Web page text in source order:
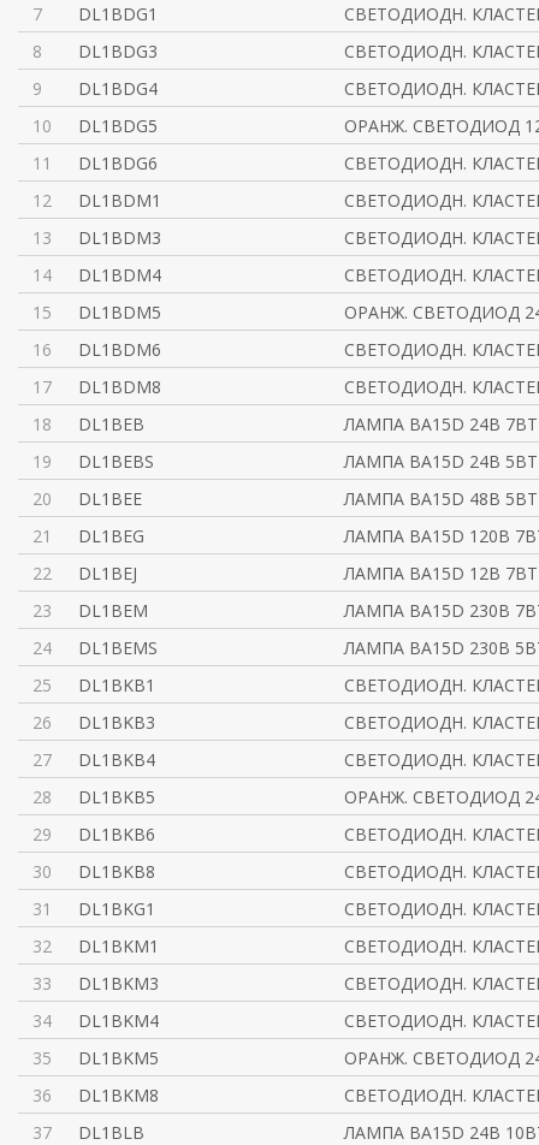
7
DL1BDG1
СВЕТОДИОДН.
8
DL1BDG3
СВЕТОДИОДН.
9
DL1BDG4
СВЕТОДИОДН.
10
DL1BDG5
ОРАНЖ. СВЕТОДИОД
11
DL1BDG6
СВЕТОДИОДН.
12
DL1BDM1
СВЕТОДИОДН.
13
DL1BDM3
СВЕТОДИОДН.
14
DL1BDM4
СВЕТОДИОДН.
15
DL1BDM5
ОРАНЖ. СВЕТОДИОД
16
DL1BDM6
СВЕТОДИОДН.
17
DL1BDM8
СВЕТОДИОДН.
18
DL1BEB
ЛАМПА BA15D 24B 7BT
19
DL1BEBS
ЛАМПА BA15D 24B 5BT
20
DL1BEE
ЛАМПА BA15D 48B 5BT
21
DL1BEG
ЛАМПА BA15D 120B
22
DL1BEJ
ЛАМПА BA15D 12B 7BT
23
DL1BEM
ЛАМПА BA15D 230B
24
DL1BEMS
ЛАМПА BA15D 230B
25
DL1BKB1
СВЕТОДИОДН.
26
DL1BKB3
СВЕТОДИОДН.
27
DL1BKB4
СВЕТОДИОДН.
28
DL1BKB5
ОРАНЖ. СВЕТОДИОД
29
DL1BKB6
СВЕТОДИОДН.
30
DL1BKB8
СВЕТОДИОДН.
31
DL1BKG1
СВЕТОДИОДН.
32
DL1BKM1
СВЕТОДИОДН.
33
DL1BKM3
СВЕТОДИОДН.
34
DL1BKM4
СВЕТОДИОДН.
35
DL1BKM5
ОРАНЖ. СВЕТОДИОД
36
DL1BKM8
СВЕТОДИОДН.
37
DL1BLB
ЛАМПА BA15D 24B